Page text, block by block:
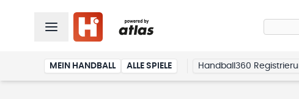
MEIN HANDBALL ALLE SPIELE Handball360